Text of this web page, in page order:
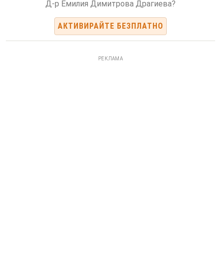
Д-р Емилия Димитрова Драгиева?
АКТИВИРАЙТЕ БЕЗПЛАТНО
РЕКЛАМА